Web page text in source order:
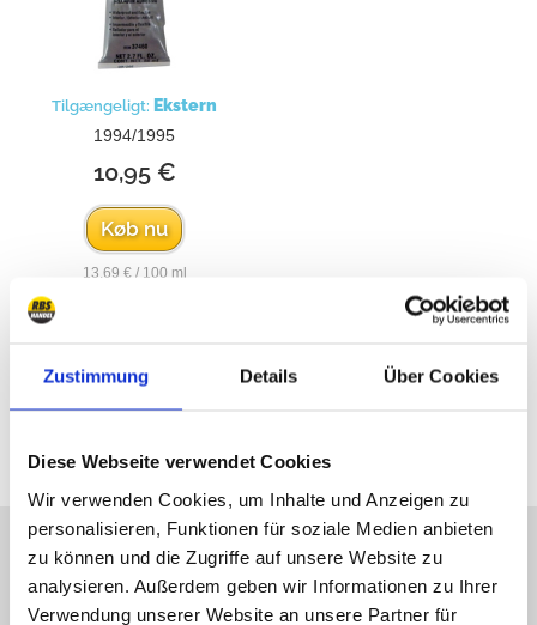
Zustimmung Details Über Cookies
Diese Webseite verwendet Cookies
Wir verwenden Cookies, um Inhalte und Anzeigen zu
personalisieren, Funktionen für soziale Medien anbieten
zu können und die Zugriffe auf unsere Website zu
analysieren. Außerdem geben wir Informationen zu Ihrer
Verwendung unserer Website an unsere Partner für
Tilgængeligt: Ekstern
1994/1995
10,95 €
Køb nu
13,69 € / 100 ml
Undskyld, vi er ikke online
længere, skriv til os!